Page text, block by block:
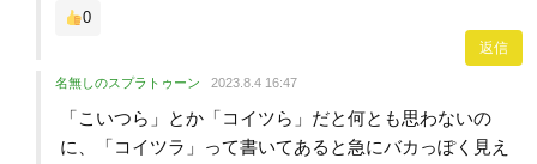
0
返信
名無しのスプラトゥーン 2023.8.4 16:47
「こいつら」とか「コイツら」だと何とも思わないの
に、「コイツラ」って書いてあると急にバカっぽく見え